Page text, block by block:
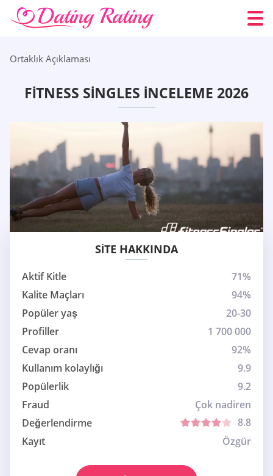
Ortaklık Açıklaması
FITNESS SINGLES İNCELEME 2026
SITE HAKKINDA
Aktif Kitle
71%
Kalite Maçları
94%
Popüler yaş
20-30
Profiller
1 700 000
Cevap oranı
92%
Kullanım kolaylığı
9.9
Popülerlik
9.2
Fraud
Çok nadiren
Değerlendirme
8.8
Kayıt
Özgür